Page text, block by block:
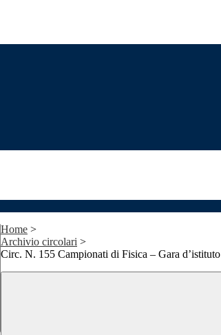
Home >
Archivio circolari >
Circ. N. 155 Campionati di Fisica – Gara d’istituto